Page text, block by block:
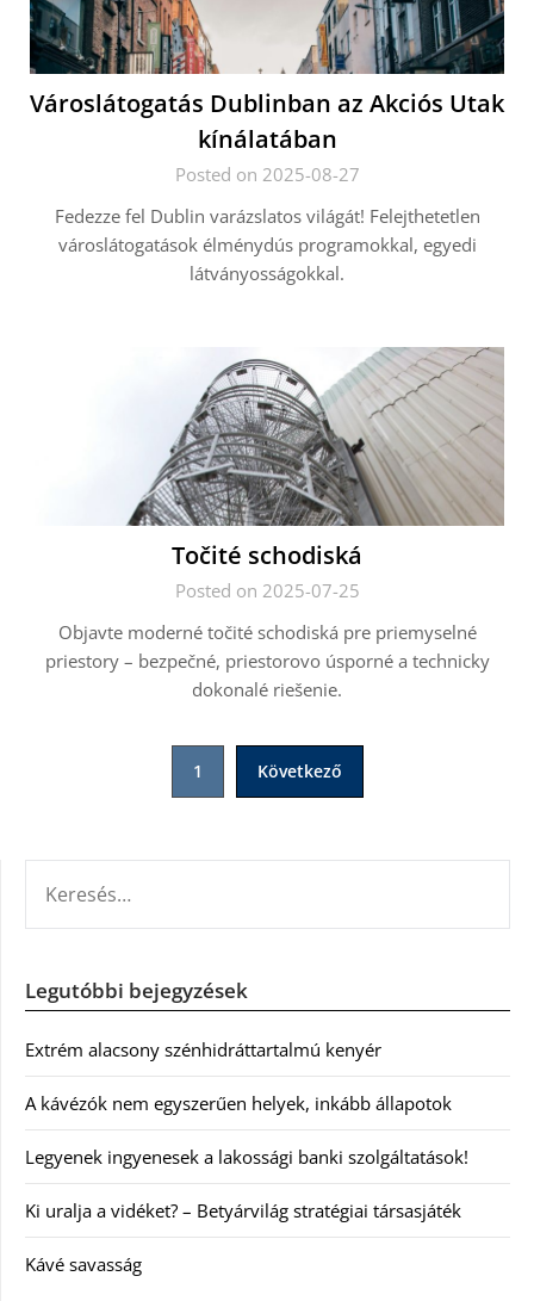
Városlátogatás Dublinban az Akciós Utak
kínálatában
Posted on 2025-08-27
Fedezze fel Dublin varázslatos világát! Felejthetetlen
városlátogatások élménydús programokkal, egyedi
látványosságokkal.
Točité schodiská
Posted on 2025-07-25
Objavte moderné točité schodiská pre priemyselné
priestory – bezpečné, priestorovo úsporné a technicky
dokonalé riešenie.
1 Következő
Legutóbbi bejegyzések
Extrém alacsony szénhidráttartalmú kenyér
A kávézók nem egyszerűen helyek, inkább állapotok
Legyenek ingyenesek a lakossági banki szolgáltatások!
Ki uralja a vidéket? – Betyárvilág stratégiai társasjáték
Kávé savasság